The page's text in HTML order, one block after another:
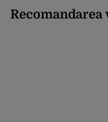
Recomandarea